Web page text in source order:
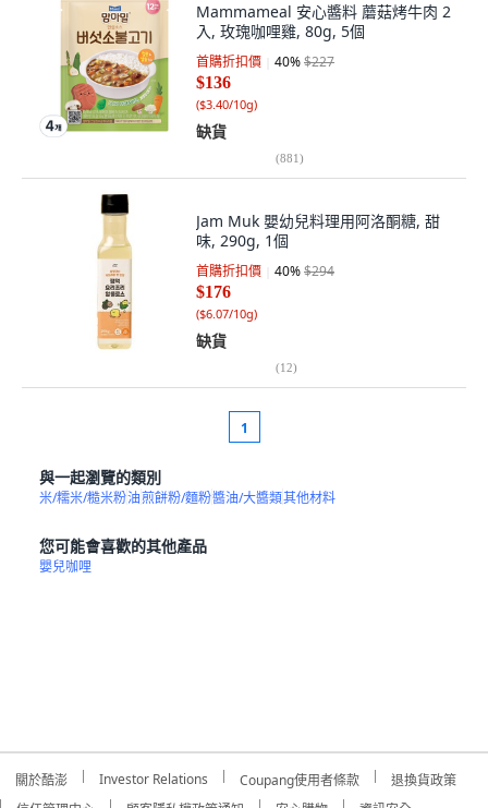
Mammameal 安心醬料 蘑菇烤牛肉 2
入, 玫瑰咖哩雞, 80g, 5個
首購折扣價 40%$227
$136
($3.40/10g)
缺貨
(881)
Jam Muk 嬰幼兒料理用阿洛酮糖, 甜
味, 290g, 1個
首購折扣價 40%$294
$176
($6.07/10g)
缺貨
(12)
1
與一起瀏覽的類別
米/糯米/糙米粉油煎餅粉/麵粉醬油/大醬類其他材料
您可能會喜歡的其他產品
嬰兒咖哩
關於酷澎 Investor Relations Coupang使用者條款
退換貨政策